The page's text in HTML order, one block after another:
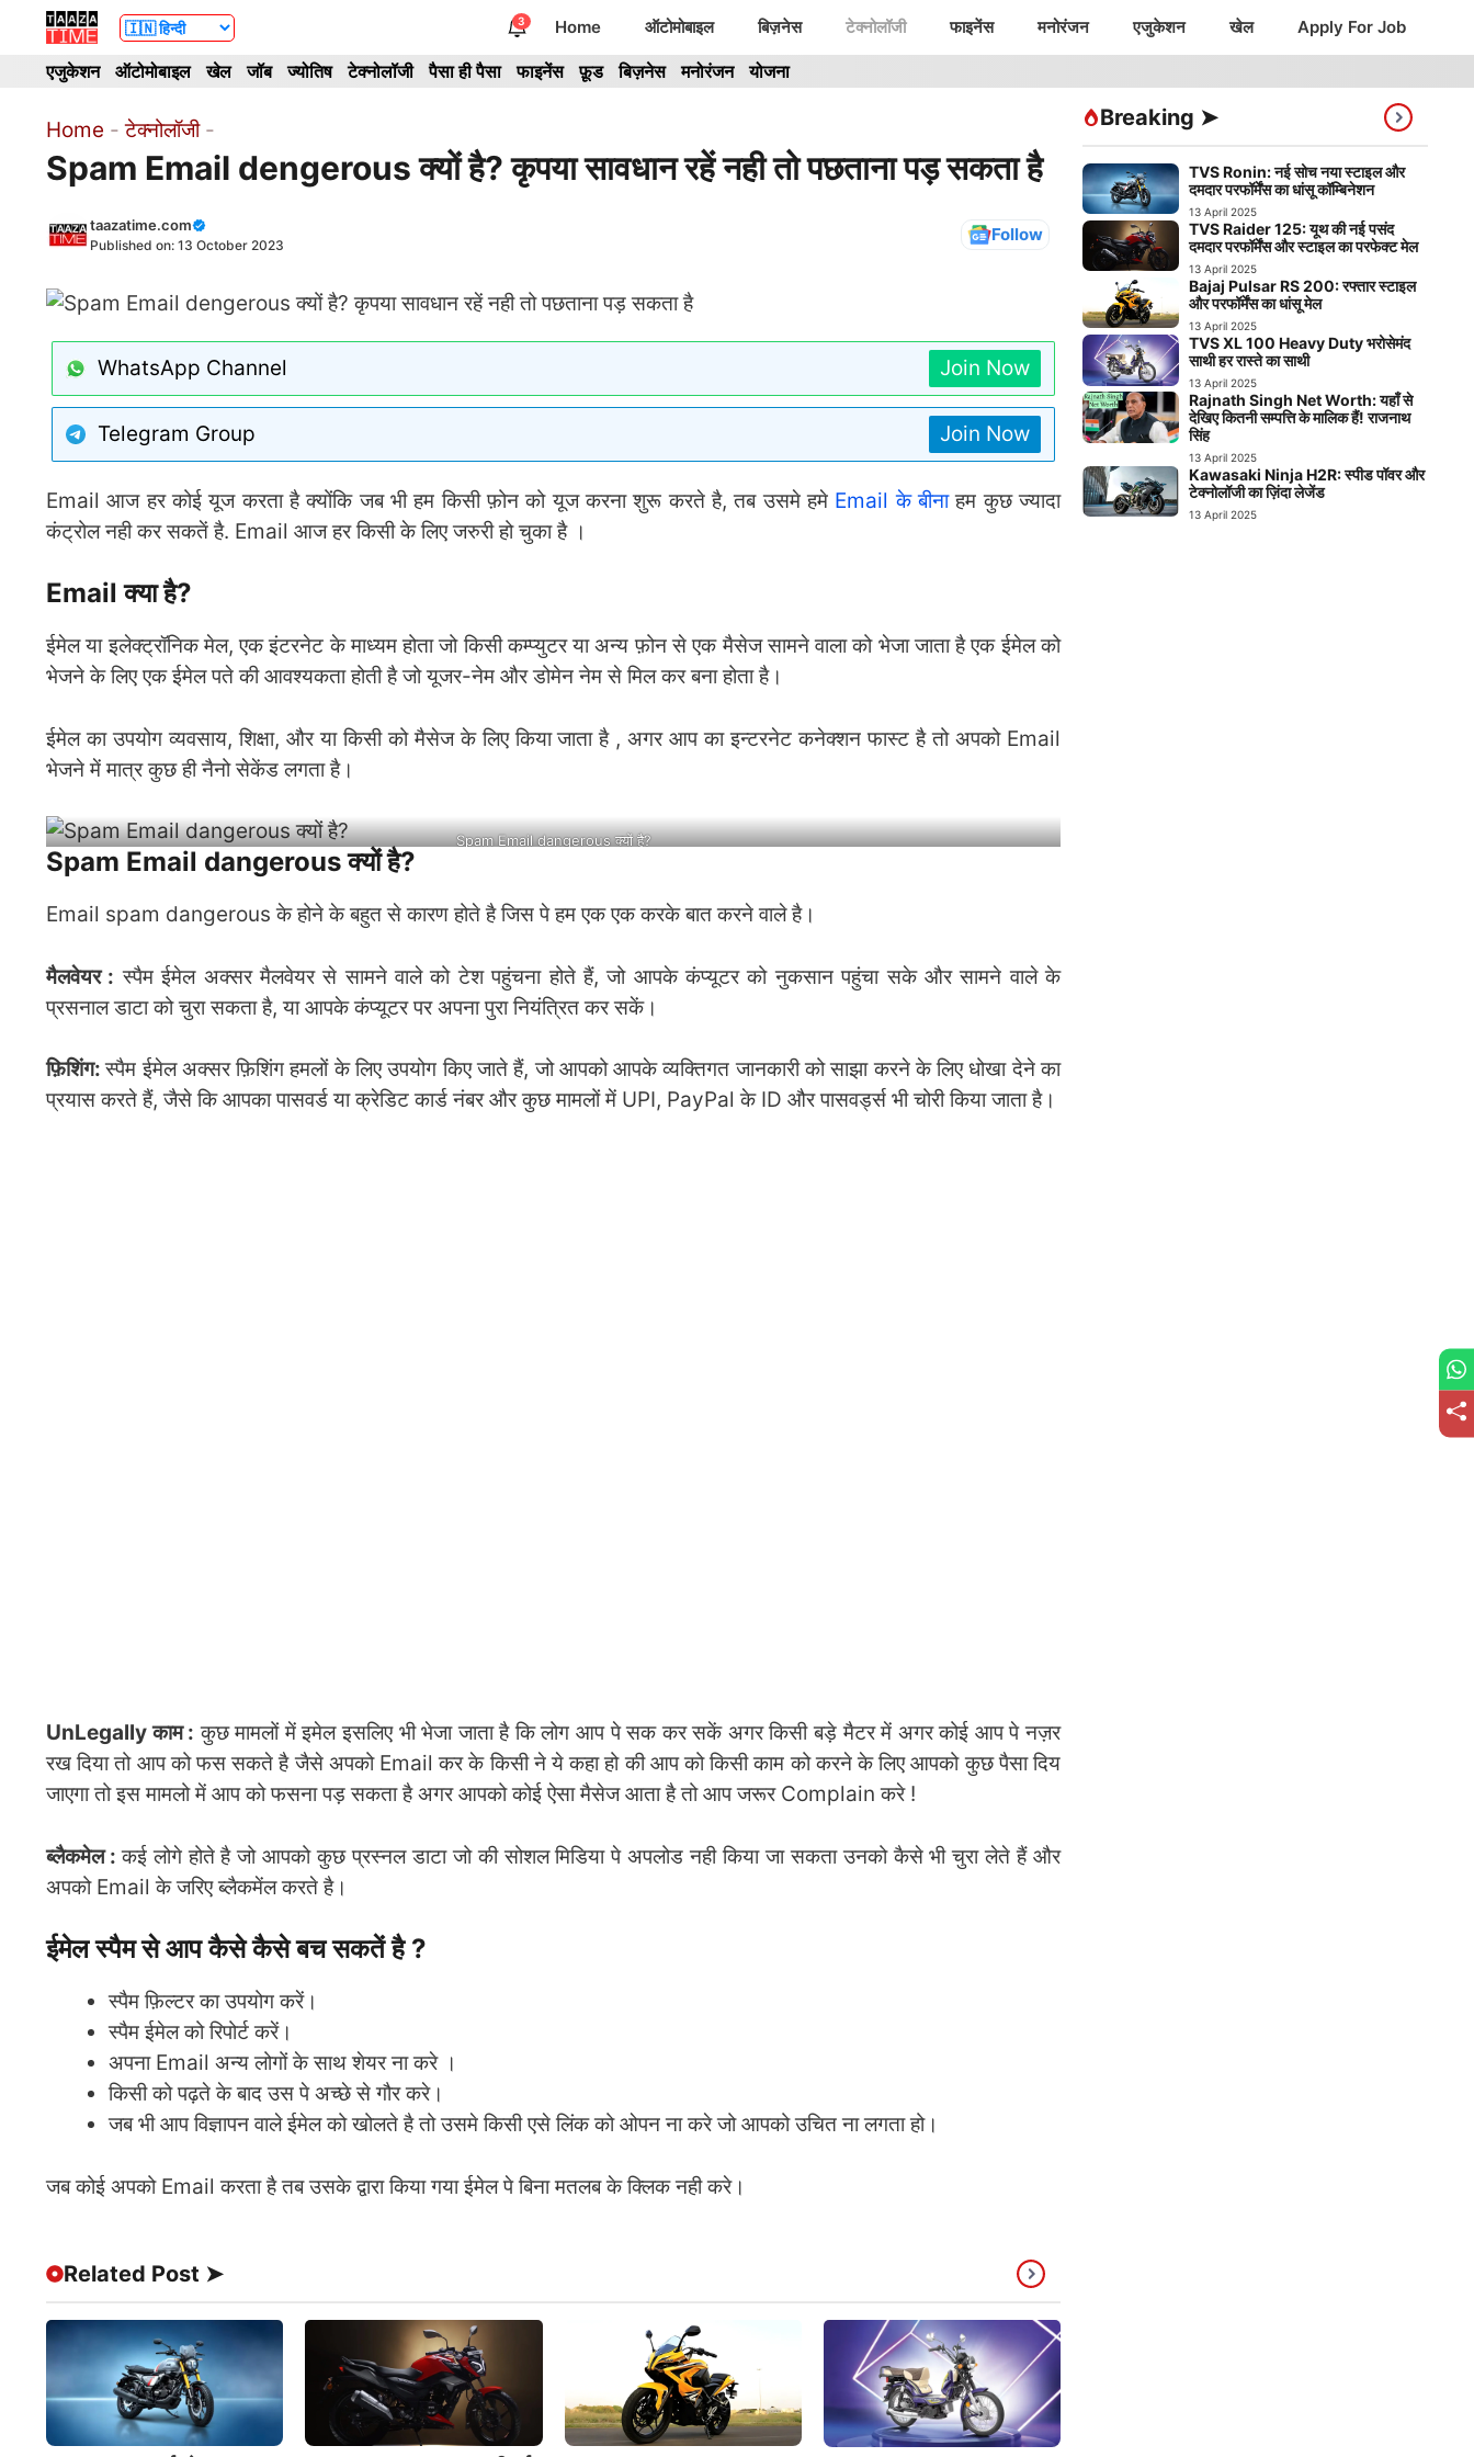
content
3 Home ऑटोमोबाइल बिज़नेस टेक्नोलॉजी फाइनेंस मनोरंजन एजुकेशन खेल Apply For Job
एजुकेशन ऑटोमोबाइल खेल जॉब ज्योतिष टेक्नोलॉजी पैसा ही पैसा फाइनेंस फ़ूड बिज़नेस मनोरंजन योजना
Home -टेक्नोलॉजी-
Spam Email dengerous क्यों है? कृपया सावधान रहें नही तो पछताना पड़ सकता है
taazatime.com
Published on: 13 October 2023 Follow
WhatsApp Channel Join Now
Telegram Group Join Now
Email आज हर कोई यूज करता है क्योंकि जब भी हम किसी फ़ोन को यूज करना शुरू करते है, तब उसमे हमे Email के बीनाहम कुछ ज्यादा
कंट्रोल नही कर सकतें है. Email आज हर किसी के लिए जरुरी हो चुका है ।
Email क्या है?
ईमेल या इलेक्ट्रॉनिक मेल, एक इंटरनेट के माध्यम होता जो किसी कम्प्युटर या अन्य फ़ोन से एक मैसेज सामने वाला को भेजा जाता है एक ईमेल को
भेजने के लिए एक ईमेल पते की आवश्यकता होती है जो यूजर-नेम और डोमेन नेम से मिल कर बना होता है।
ईमेल का उपयोग व्यवसाय, शिक्षा, और या किसी को मैसेज के लिए किया जाता है , अगर आप का इन्टरनेट कनेक्शन फास्ट है तो अपको Email
भेजने में मात्र कुछ ही नैनो सेकेंड लगता है।
Spam Email dangerous क्यों है?
Spam Email dangerous क्यों है?
Email spam dangerous के होने के बहुत से कारण होते है जिस पे हम एक एक करके बात करने वाले है।
मैलवेयर : स्पैम ईमेल अक्सर मैलवेयर से सामने वाले को टेश पहुंचना होते हैं, जो आपके कंप्यूटर को नुकसान पहुंचा सके और सामने वाले के
प्रसनाल डाटा को चुरा सकता है, या आपके कंप्यूटर पर अपना पुरा नियंत्रित कर सकें।
फ़िशिंग:स्पैम ईमेल अक्सर फ़िशिंग हमलों के लिए उपयोग किए जाते हैं, जो आपको आपके व्यक्तिगत जानकारी को साझा करने के लिए धोखा देने का
प्रयास करते हैं, जैसे कि आपका पासवर्ड या क्रेडिट कार्ड नंबर और कुछ मामलों में UPI, PayPal के ID और पासवर्ड्स भी चोरी किया जाता है।
UnLegally काम : कुछ मामलों में इमेल इसलिए भी भेजा जाता है कि लोग आप पे सक कर सकें अगर किसी बड़े मैटर में अगर कोई आप पे नज़र
रख दिया तो आप को फस सकते है जैसे अपको Email कर के किसी ने ये कहा हो की आप को किसी काम को करने के लिए आपको कुछ पैसा दिय
जाएगा तो इस मामलो में आप को फसना पड़ सकता है अगर आपको कोई ऐसा मैसेज आता है तो आप जरूर Complain करे !
ब्लैकमेल :कई लोगे होते है जो आपको कुछ प्रस्नल डाटा जो की सोशल मिडिया पे अपलोड नही किया जा सकता उनको कैसे भी चुरा लेते हैं और
अपको Email के जरिए ब्लैकमेंल करते है।
ईमेल स्पैम से आप कैसे कैसे बच सकतें है ?
स्पैम फ़िल्टर का उपयोग करें।
स्पैम ईमेल को रिपोर्ट करें।
अपना Email अन्य लोगों के साथ शेयर ना करे ।
किसी को पढ़ते के बाद उस पे अच्छे से गौर करे।
जब भी आप विज्ञापन वाले ईमेल को खोलते है तो उसमे किसी एसे लिंक को ओपन ना करे जो आपको उचित ना लगता हो।
जब कोई अपको Email करता है तब उसके द्वारा किया गया ईमेल पे बिना मतलब के क्लिक नही करे।
Related Post ➤
Breaking ➤
TVS Ronin: नई सोच नया स्टाइल और
दमदार परफॉर्मेंस का धांसू कॉम्बिनेशन
13 April 2025
TVS Raider 125: यूथ की नई पसंद
दमदार परफॉर्मेंस और स्टाइल का परफेक्ट मेल
13 April 2025
Bajaj Pulsar RS 200: रफ्तार स्टाइल
और परफॉर्मेंस का धांसू मेल
13 April 2025
TVS XL 100 Heavy Duty भरोसेमंद
साथी हर रास्ते का साथी
13 April 2025
Rajnath Singh Net Worth: यहाँ से
देखिए कितनी सम्पत्ति के मालिक हैं! राजनाथ
सिंह
13 April 2025
Kawasaki Ninja H2R: स्पीड पॉवर और
टेक्नोलॉजी का ज़िंदा लेजेंड
13 April 2025